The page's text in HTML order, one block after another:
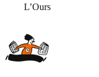
L’Ours